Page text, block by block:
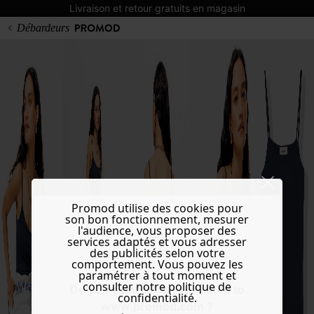
Livraison et retour gratuits en magasin
Do you want to be redirected to
www.promod.com ?
Débardeurs
Promod utilise des cookies pour
son bon fonctionnement, mesurer
l'audience, vous proposer des
services adaptés et vous adresser
des publicités selon votre
comportement. Vous pouvez les
paramétrer à tout moment et
consulter notre politique de
confidentialité.